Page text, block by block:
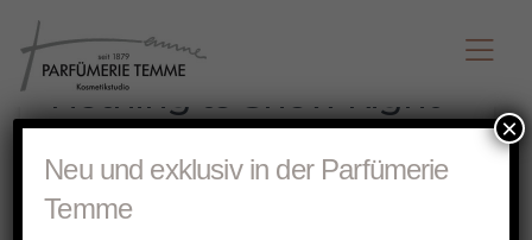
Nothing to Show Right
Now
no longer here or perhaps wasn't here to
Neu und exklusiv in der Parfümerie
Temme
×